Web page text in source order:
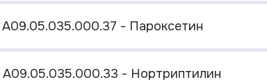
- Пароксетин
- Нортриптилин